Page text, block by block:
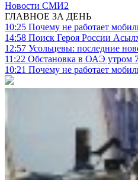
Новости СМИ2
ГЛАВНОЕ ЗА ДЕНЬ
10:25 Почему не работает
14:58 Поиск Героя России
12:57 Усольцевы: последние
11:22 Обстановка в ОАЭ утром
10:21 Почему не работает